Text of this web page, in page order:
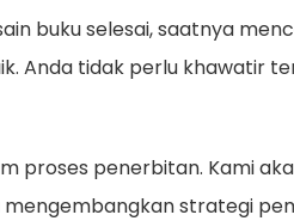
buku selesai, saatnya
Anda tidak perlu khawatir
proses penerbitan. Kami
strategi